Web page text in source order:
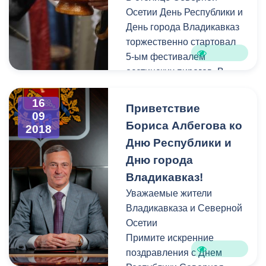
Осетии День Республики и
День города Владикавказ
торжественно стартовал
5-ым фестивалем
осетинских пирогов. В
РСО-Алания Вячеслав
Битаров, Председатель
Правительства РСО-
Алания Таймураз Тускаев,
Председатель
Парламента РСО-Алания
Алексей Мачнев, министр
внутренних дел РСО-
Алания Михаил Скоков,
Глава Администрации
16
09
2018
Приветствие
Бориса Албегова ко
Дню Республики и
Дню города
Владикавказ!
Уважаемые жители
Владикавказа и Северной
Осетии
Примите искренние
поздравления с Днем